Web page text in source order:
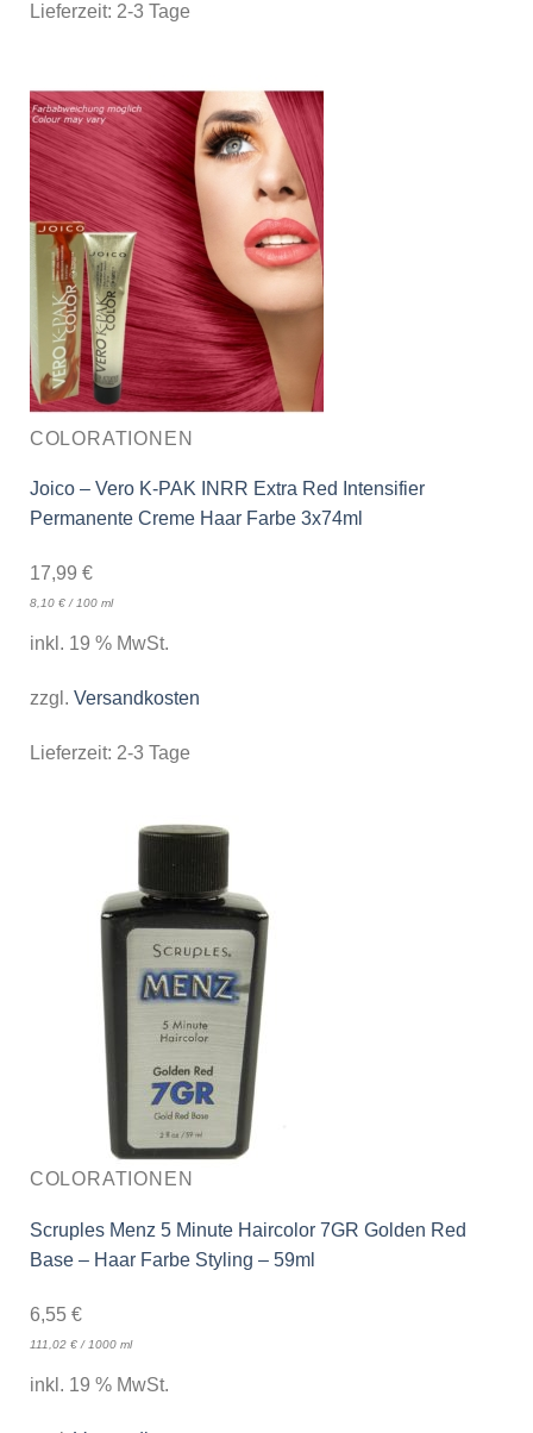
Lieferzeit: 2-3 Tage
COLORATIONEN
Joico – Vero K-PAK INRR Extra Red Intensifier
Permanente Creme Haar Farbe 3x74ml
17,99 €
8,10 €/ 100 ml
inkl. 19 % MwSt.
zzgl. Versandkosten
Lieferzeit: 2-3 Tage
COLORATIONEN
Scruples Menz 5 Minute Haircolor 7GR Golden Red
Base – Haar Farbe Styling – 59ml
6,55 €
111,02 €/ 1000 ml
inkl. 19 % MwSt.